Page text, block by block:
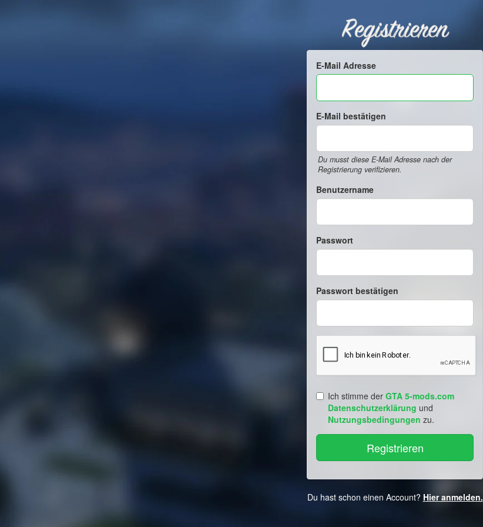
Registrieren
E-Mail Adresse
E-Mail bestätigen
Du musst diese E-Mail Adresse nach der
Registrierung verifizieren.
Benutzername
Passwort
Passwort bestätigen
Ich stimme der GTA 5-mods.com
Datenschutzerklärung und
Nutzungsbedingungen zu.
Du hast schon einen Account? Hier anmelden.